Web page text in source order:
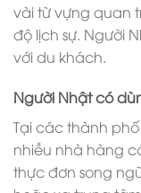
vài từ vựng quan
độ lịch sự. Người
với du khách.
Người Nhật có
Tại các thành
nhiều nhà hàng
thực đơn song